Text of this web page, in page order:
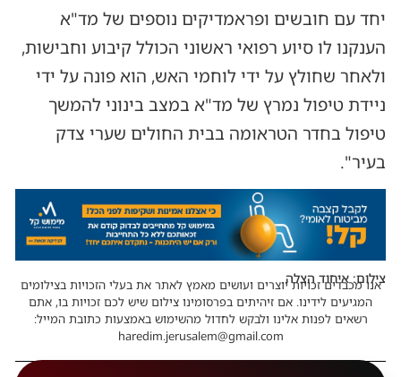
יחד עם חובשים ופראמדיקים נוספים של מד"א
הענקנו לו סיוע רפואי ראשוני הכולל קיבוע וחבישות,
ולאחר שחולץ על ידי לוחמי האש, הוא פונה על ידי
ניידת טיפול נמרץ של מד"א במצב בינוני להמשך
טיפול בחדר הטראומה בבית החולים שערי צדק
בעיר".
צילום: איחוד הצלה
אנו מכבדים זכויות יוצרים ועושים מאמץ לאתר את בעלי הזכויות בצילומים
המגיעים לידינו. אם זיהיתים בפרסומינו צילום שיש לכם זכויות בו, אתם
רשאים לפנות אלינו ולבקש לחדול מהשימוש באמצעות כתובת המייל:
haredim.jerusalem@gmail.com